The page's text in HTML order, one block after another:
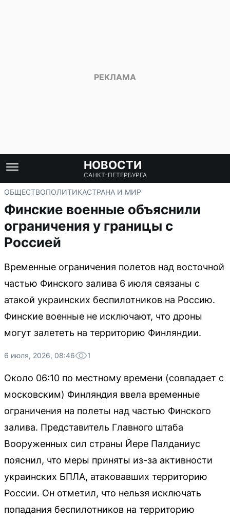
НОВОСТИ
САНКТ-ПЕТЕРБУРГА
ОБЩЕСТВОПОЛИТИКАСТРАНА И МИР
Финские военные объяснили
ограничения у границы с
Россией
Временные ограничения полетов над восточной
частью Финского залива 6 июля связаны с
атакой украинских беспилотников на Россию.
Финские военные не исключают, что дроны
могут залететь на территорию Финляндии.
6 июля, 2026, 08:46 1
Около 06:10 по местному времени (совпадает с
московским) Финляндия ввела временные
ограничения на полеты над частью Финского
залива. Представитель Главного штаба
Вооруженных сил страны Йере Палданиус
пояснил, что меры приняты из-за активности
украинских БПЛА, атаковавших территорию
России. Он отметил, что нельзя исключать
попадания беспилотников на территорию